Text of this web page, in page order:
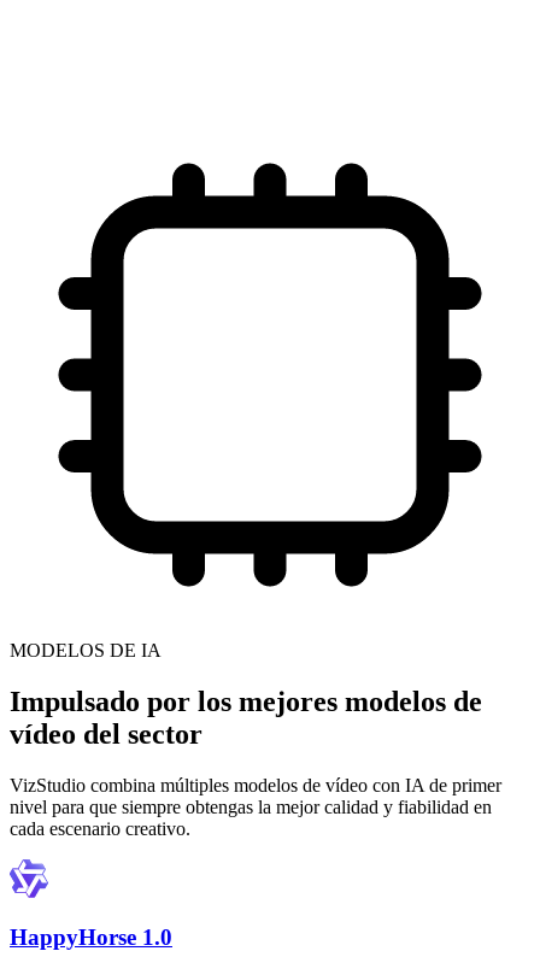
MODELOS DE IA
Impulsado por los mejores modelos de
vídeo del sector
VizStudio combina múltiples modelos de vídeo con IA de primer
nivel para que siempre obtengas la mejor calidad y fiabilidad en
cada escenario creativo.
HappyHorse 1.0